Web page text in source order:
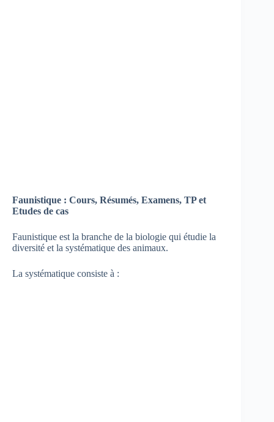
Faunistique : Cours, Résumés, Examens, TP et
Etudes de cas
Faunistique est la branche de la biologie qui étudie la
diversité et la systématique des animaux.
La systématique consiste à :